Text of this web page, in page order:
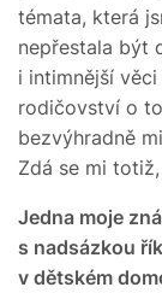
témata, která
nepřestala být
i intimnější
rodičovství o
bezvýhradně
Zdá se mi
Jedna moje
s nadsázkou
v dětském